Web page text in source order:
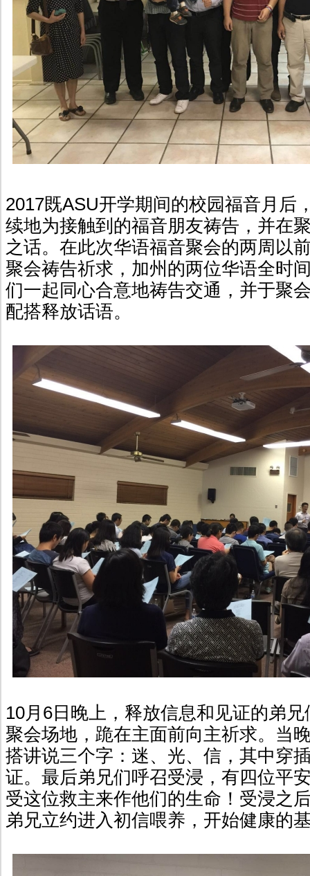
2017既ASU开学期间的校园福音月后
续地为接触到的福音朋友祷告，并在
之话。在此次华语福音聚会的两周以
聚会祷告祈求，加州的两位华语全时
们一起同心合意地祷告交通，并于聚
配搭释放话语。
10月6日晚上，释放信息和见证的弟
聚会场地，跪在主面前向主祈求。当
搭讲说三个字：迷、光、信，其中穿
证。最后弟兄们呼召受浸，有四位平
受这位救主来作他们的生命！受浸之
弟兄立约进入初信喂养，开始健康的